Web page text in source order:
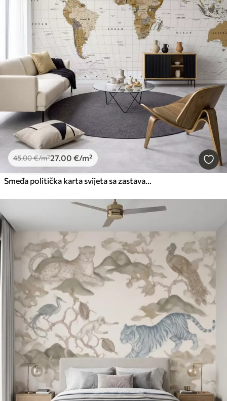
45.00€/m²27.00 €/m²
Smeđa politička karta svijeta sa zastavama na engleskom jeziku